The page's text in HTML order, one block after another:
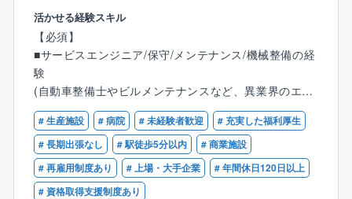
う理念に共感できる方を求めております。
同社の設計はお客様と顔を合わせる機会が多い為、自
ずと理念を実現に結びつけられる環境です。
お客様が「こんな暮らしがしたい」とイメージされて
いる空間を、自分のアイデアや工夫を盛り込んでカタ
チにできた時、お客様から喜びをダイレクトに感じる
ことができます。
■業界最高水準の高気密住宅のため、顧客希望の間取り
が可能です。
■業務内容：
同社は商業施設や病院、工場等で利用されるボイラや
ヒータのメーカーです。開発からメンテナンスまで対
応しているため、顧客に寄り添った提案が可能となり
ます。同社にてボイラの保守・メンテナンスをお任せ
します。
■業務詳細：
各種ボイラ及び周辺機器の製品内における試運転業
務、修理対応、顧客管理、アフターメンテナンス、更
活かせる経験スキル
【必須】
■サービスエンジニア/保守/メンテナンス/機械整備の経
験
(自動車整備士やビルメンテナンスなど、異業界のエン
ジニアから転職された方が活躍中！)
【歓迎】
■ボイラ等の業務関連に関する知識、資格
■普通自動車免許第一種
# 生産施設 # 病院 # 未経験者歓迎
# 充実した福利厚生
# 長期出張なし
# 駅徒歩5分以内
# 商業施設
# 再雇用制度あり
# 上場・大手企業
# 年間休日120日以上
# 資格取得支援制度あり